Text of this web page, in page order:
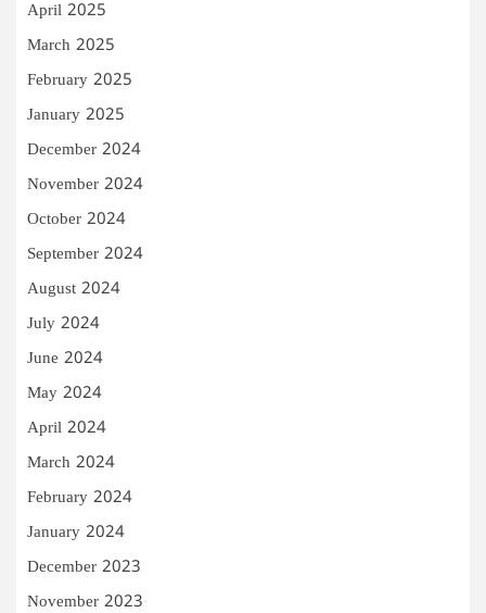
April 2025
March 2025
February 2025
January 2025
December 2024
November 2024
October 2024
September 2024
August 2024
July 2024
June 2024
May 2024
April 2024
March 2024
February 2024
January 2024
December 2023
November 2023